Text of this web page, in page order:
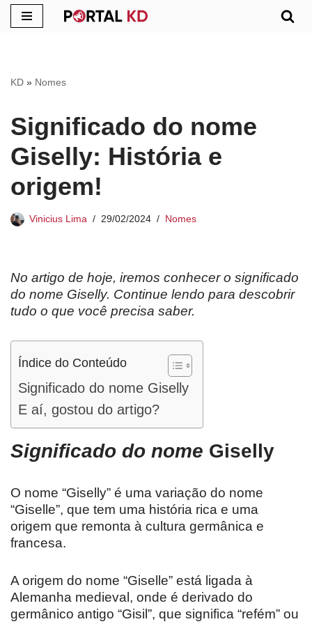
conteúdo
KD » Nomes
Significado do nome
Giselly: História e
origem!
Vinicius Lima 29/02/2024 Nomes
No artigo de hoje, iremos conhecer o significado
do nome Giselly. Continue lendo para descobrir
tudo o que você precisa saber.
Índice do Conteúdo
Significado do nome Giselly
E aí, gostou do artigo?
Significado do nome Giselly
O nome “Giselly” é uma variação do nome
“Giselle”, que tem uma história rica e uma
origem que remonta à cultura germânica e
francesa.
A origem do nome “Giselle” está ligada à
Alemanha medieval, onde é derivado do
germânico antigo “Gisil”, que significa “refém” ou